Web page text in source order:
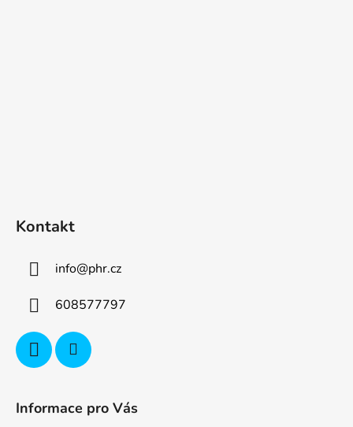
Kontakt
info@phr.cz
608577797
Informace pro Vás